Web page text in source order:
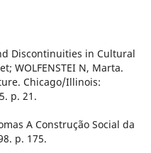
Discontinuities in Cultural
WOLFENSTEI N, Marta.
Chicago/Illinois:
p. 21.
A Construção Social da
p. 175.